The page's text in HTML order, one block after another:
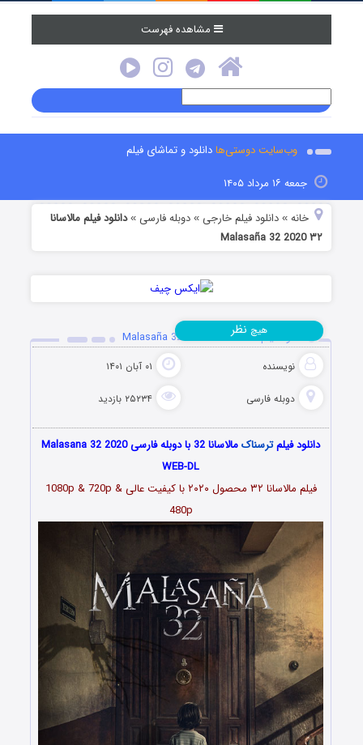
مشاهده فهرست
وب‌سایت دوستی‌هادانلود و تماشای فیلم
جمعه ۱۶ مرداد ۱۴۰۵
خانه »دانلود فیلم خارجی »دوبله فارسی »دانلود فیلم مالاسانا
۳۲ Malasaña 32 2020
دانلود فیلم مالاسانا ۳۲ Malasaña 32 2020
نویسنده ۰۱ آبان ۱۴۰۱
دوبله فارسی ۲۵۲۳۴ بازدید
هیچ نظر
دانلود فیلمترسناک
مالاسانا 32 با دوبله فارسی Malasana 32 2020
WEB-DL
فیلم مالاسانا ۳۲ محصول ۲۰۲۰ با کیفیت عالی 1080p & 720p &
480p